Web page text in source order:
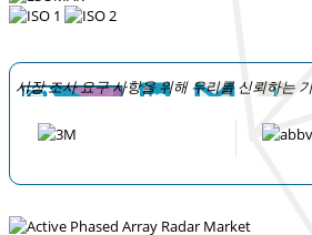
시장 조사 요구 사항을 위해 우리를 신뢰하는